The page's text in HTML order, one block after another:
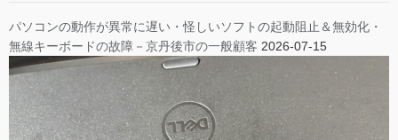
パソコンの動作が異常に遅い・怪しいソフトの起動阻止＆無効化・
無線キーボードの故障－京丹後市の一般顧客 2026-07-15